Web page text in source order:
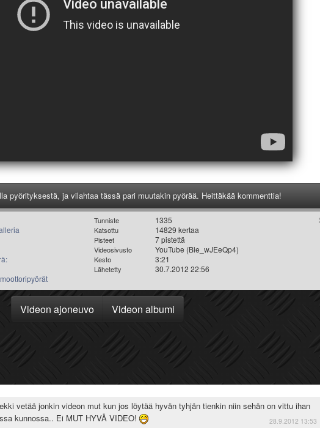
pyörityksestä, ja vilahtaa tässä pari muutakin pyörää. Heittäkää kommenttia!
Tunniste 1335
Katsottu 14829 kertaa
Pisteet 7 pistettä
Videosivusto YouTube (Bie_wJEeQp4)
Kesto 3:21
Lähetetty 30.7.2012 22:56
Videon ajoneuvo Videon albumi
vetää jonkin videon mut kun jos löytää hyvän tyhjän tienkin niin sehän on vittu ihan
kunnossa.. Ei MUT HYVÄ VIDEO!
28.9.2012 13:53